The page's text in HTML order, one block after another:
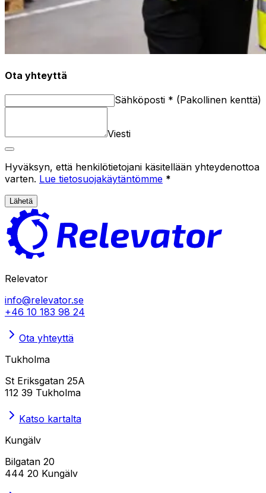
Ota yhteyttä
Sähköposti * (Pakollinen kenttä)
Viesti
Hyväksyn, että henkilötietojani käsitellään yhteydenottoa
varten. Lue tietosuojakäytäntömme *
Lähetä
Relevator
info@relevator.se
+46 10 183 98 24
Ota yhteyttä
Tukholma
St Eriksgatan 25A
112 39 Tukholma
Katso kartalta
Kungälv
Bilgatan 20
444 20 Kungälv